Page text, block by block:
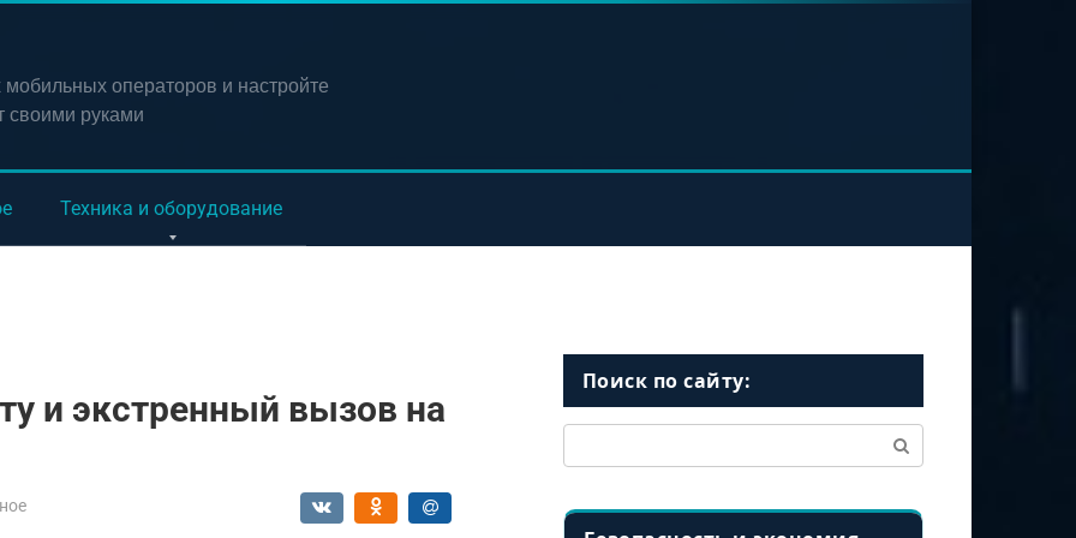
мобильных операторов и настройте
своими руками
Техника и оборудование
и экстренный вызов на
Поиск по сайту: